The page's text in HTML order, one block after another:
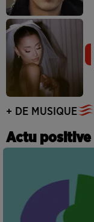
+ DE MUSIQUE
Actu positive